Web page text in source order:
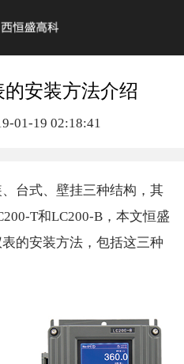
安装方法介绍
01-19 02:18:41
台式、壁挂三种结构，其
T和LC200-B，本文恒盛
的安装方法，包括这三种